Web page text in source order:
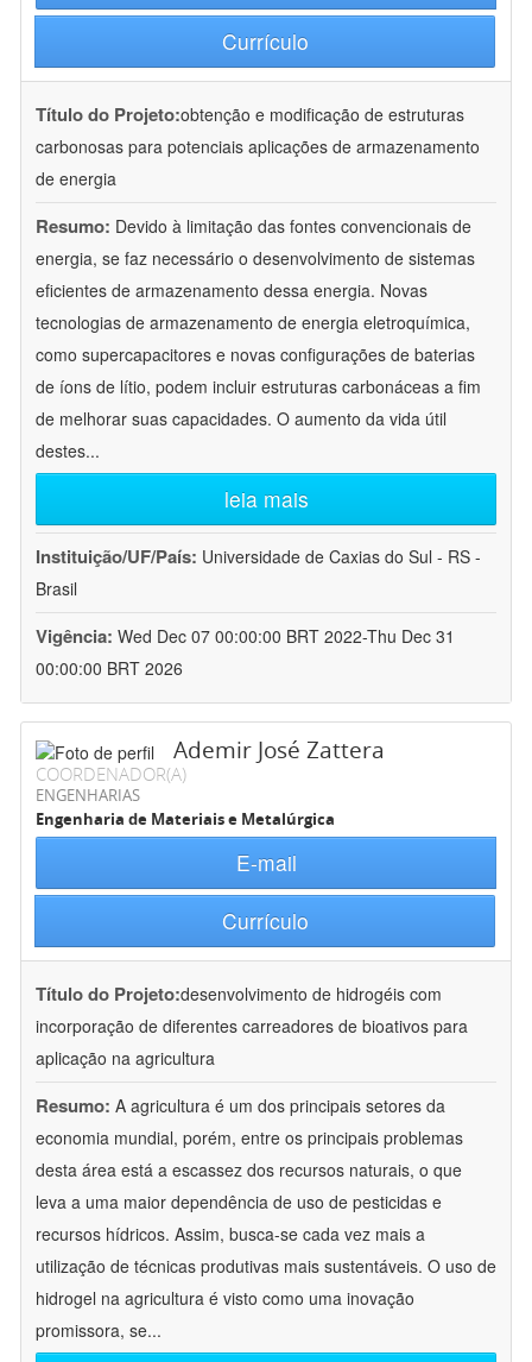
Currículo
Título do Projeto:obtenção e modificação de estruturas
carbonosas para potenciais aplicações de armazenamento
de energia
Resumo: Devido à limitação das fontes convencionais de
energia, se faz necessário o desenvolvimento de sistemas
eficientes de armazenamento dessa energia. Novas
tecnologias de armazenamento de energia eletroquímica,
como supercapacitores e novas configurações de baterias
de íons de lítio, podem incluir estruturas carbonáceas a fim
de melhorar suas capacidades. O aumento da vida útil
destes...
leia mais
Instituição/UF/País: Universidade de Caxias do Sul - RS -
Brasil
Vigência: Wed Dec 07 00:00:00 BRT 2022-Thu Dec 31
00:00:00 BRT 2026
Ademir José Zattera
COORDENADOR(A)
ENGENHARIAS
Engenharia de Materiais e Metalúrgica
E-mail
Currículo
Título do Projeto:desenvolvimento de hidrogéis com
incorporação de diferentes carreadores de bioativos para
aplicação na agricultura
Resumo: A agricultura é um dos principais setores da
economia mundial, porém, entre os principais problemas
desta área está a escassez dos recursos naturais, o que
leva a uma maior dependência de uso de pesticidas e
recursos hídricos. Assim, busca-se cada vez mais a
utilização de técnicas produtivas mais sustentáveis. O uso de
hidrogel na agricultura é visto como uma inovação
promissora, se...